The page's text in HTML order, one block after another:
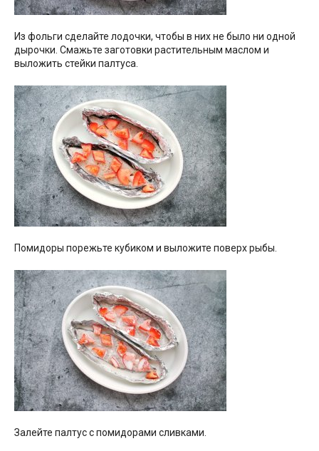
Из фольги сделайте лодочки, чтобы в них не было ни одной
дырочки. Смажьте заготовки растительным маслом и
выложить стейки палтуса.
Помидоры порежьте кубиком и выложите поверх рыбы.
Залейте палтус с помидорами сливками.